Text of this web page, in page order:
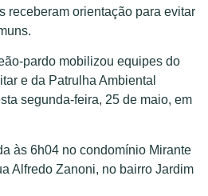
receberam orientação para evitar
pardo mobilizou equipes do
e da Patrulha Ambiental
segunda-feira, 25 de maio, em
às 6h04 no condomínio Mirante
Alfredo Zanoni, no bairro Jardim